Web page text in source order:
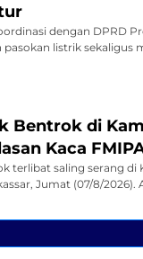
dengan DPRD
listrik sekaligus
Bentrok di
Kaca
terlibat saling serang di
Jumat (07/8/2026).